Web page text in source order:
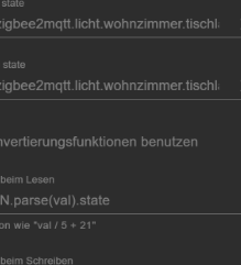
},
"update_available": false